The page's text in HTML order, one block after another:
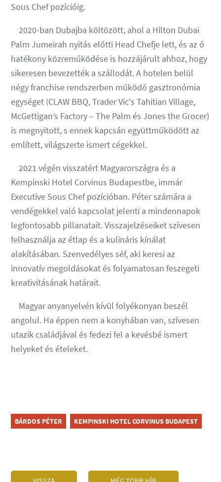
Sous Chef pozícióig.
2020-ban Dubajba költözött, ahol a Hilton Dubai
Palm Jumeirah nyitás előtti Head Chefje lett, és az ő
hatékony közreműködése is hozzájárult ahhoz, hogy
sikeresen bevezették a szállodát. A hotelen belül
négy franchise rendszerben működő gasztronómia
egységet (CLAW BBQ, Trader Vic's Tahitian Village,
McGettigan’s Factory – The Palm és Jones the Grocer)
is megnyitott, s ennek kapcsán együttműködött az
említett, világszerte ismert cégekkel.
2021 végén visszatért Magyarországra és a
Kempinski Hotel Corvinus Budapestbe, immár
Executive Sous Chef pozícióban. Péter számára a
vendégekkel való kapcsolat jelenti a mindennapok
legfontosabb pillanatait. Visszajelzéseiket szívesen
felhasználja az étlap és a kulináris kínálat
alakításában. Szenvedélyes séf, aki keresi az
innovatív megoldásokat és folyamatosan feszegeti
kreativitásának határait.
Magyar anyanyelvén kívül folyékonyan beszél
angolul. Ha éppen nem a konyhában van, szívesen
utazik családjával és fedezi fel a kevésbé ismert
helyeket és ételeket.
BÁRDOS PÉTER KEMPINSKI HOTEL CORVINUS BUDAPEST